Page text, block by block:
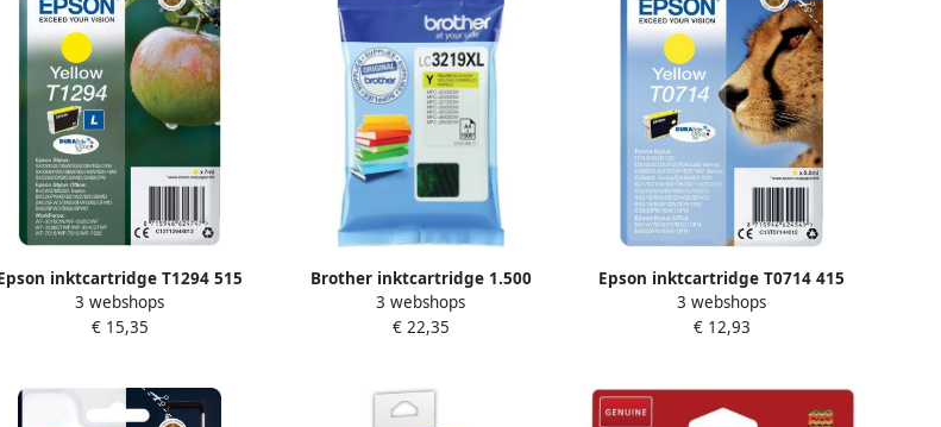
inktcartridge T1294 515
pagina&apos;s OEM
C13T12944012 geel
3 webshops
€ 15,35
Brother inktcartridge 1.500
pagina&apos;s OEM LC-3219XLY
geel
3 webshops
€ 22,35
Epson inktcartridge T0714 415
pagina&apos;s OEM
C13T07144012 geel
3 webshops
€ 12,93